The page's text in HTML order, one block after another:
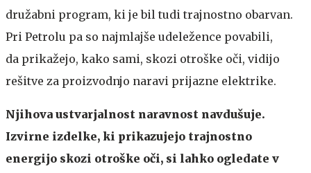
družabni program, ki je bil tudi trajnostno obarvan.
Pri Petrolu pa so najmlajše udeležence povabili,
da prikažejo, kako sami, skozi otroške oči, vidijo
rešitve za proizvodnjo naravi prijazne elektrike.
Njihova ustvarjalnost naravnost navdušuje.
Izvirne izdelke, ki prikazujejo trajnostno
energijo skozi otroške oči, si lahko ogledate v